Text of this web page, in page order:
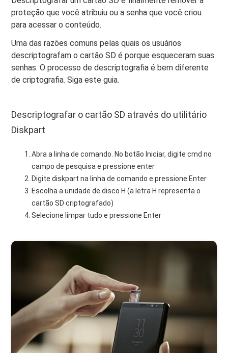
proteção que você atribuiu ou a senha que você criou
para acessar o conteúdo.
Uma das razões comuns pelas quais os usuários
descriptografam o cartão SD é porque esqueceram suas
senhas. O processo de descriptografia é bem diferente
de criptografia. Siga este guia.
Descriptografar o cartão SD através do utilitário
Diskpart
Abra a linha de comando. No botão Iniciar, digite cmd no
campo de pesquisa e pressione enter
Digite diskpart na linha de comando e pressione Enter
Escolha a unidade de disco H (a letra H representa o
cartão SD criptografado)
Selecione limpar tudo e pressione Enter